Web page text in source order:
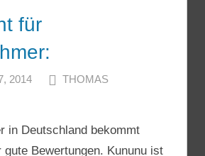
für
2014
THOMAS
in Deutschland bekommt
gute Bewertungen. Kununu ist